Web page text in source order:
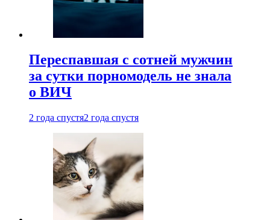
Переспавшая с сотней мужчин
за сутки порномодель не знала
о ВИЧ
2 года спустя2 года спустя